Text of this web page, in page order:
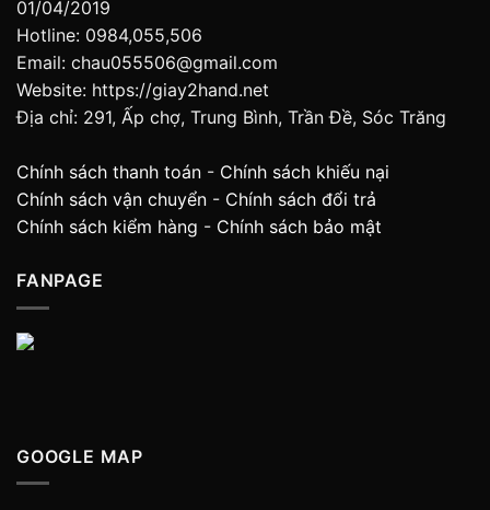
01/04/2019
Hotline: 0984,055,506
Email: chau055506@gmail.com
Website: https://giay2hand.net
Địa chỉ: 291, Ấp chợ, Trung Bình, Trần Đề, Sóc Trăng
Chính sách thanh toán - Chính sách khiếu nại
Chính sách vận chuyển - Chính sách đổi trả
Chính sách kiểm hàng - Chính sách bảo mật
FANPAGE
GOOGLE MAP